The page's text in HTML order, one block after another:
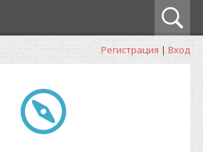
Регистрация | Вход